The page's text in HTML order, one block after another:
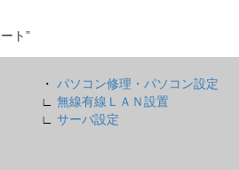
ト”
・ パソコン修理・パソコン設定
∟ 無線有線ＬＡＮ設置
∟ サーバ設定